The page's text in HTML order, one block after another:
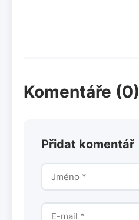
Komentáře (0)
Přidat komentář